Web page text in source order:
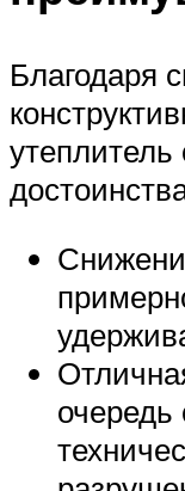
Благодаря
очередь